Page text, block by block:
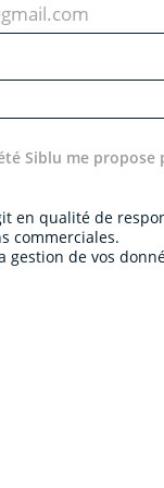
Siblu me
en qualité de
commerciales.
gestion de vos